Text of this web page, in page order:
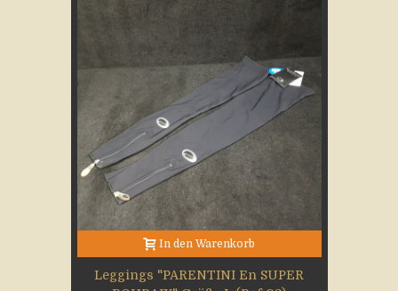
In den Warenkorb
Leggings "PARENTINI En SUPER